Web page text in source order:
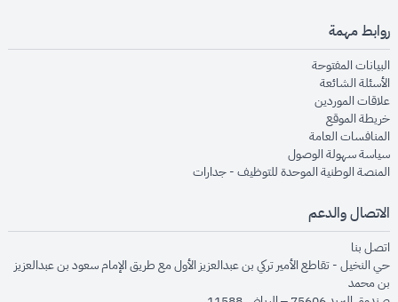
روابط مهمة
البيانات المفتوحةopens in new window
الأسئلة الشائعةopens in new window
علاقات الموردينopens in new window
خريطة الموقعopens in new window
المنافسات العامةopens in new window
سياسة سهولة الوصولopens in new window
المنصة الوطنية الموحدة للتوظيف - جداراتopens in new window
الاتصال والدعم
اتصل بنا
حي النخيل - تقاطع الأمير تركي بن عبدالعزيز الأول مع طريق الإمام سعود بن عبدالعزيز
بن محمد